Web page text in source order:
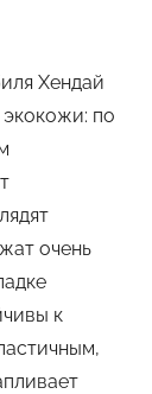
Хендай
экокожи: по
очень
к